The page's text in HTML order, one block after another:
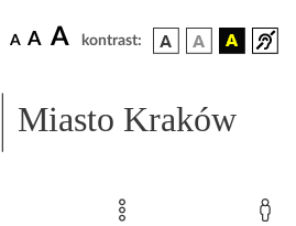
A A A kontrast:
Miasto Kraków